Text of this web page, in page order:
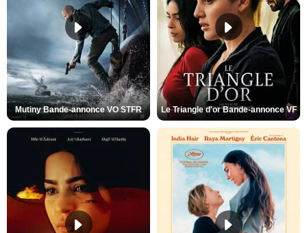
Mutiny Bande-annonce VO STFR Le Triangle d'or Bande-annonce VF